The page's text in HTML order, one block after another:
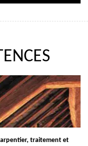
traitement et